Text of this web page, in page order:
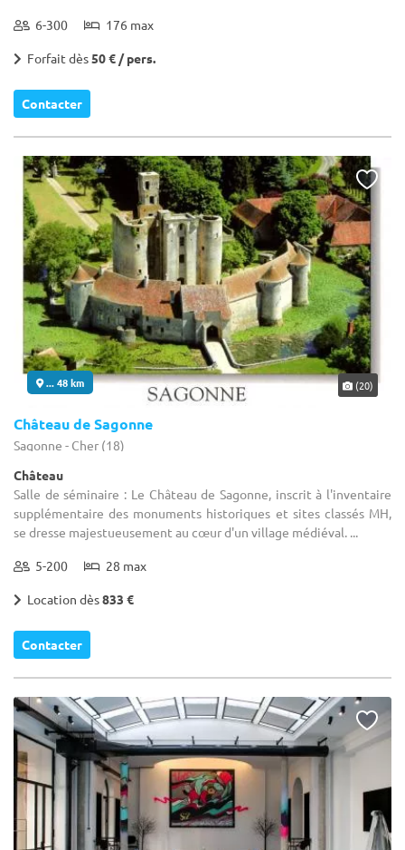
6-300 176 max
Forfait dès50 € / pers.
Contacter
... 48 km (20)
Château de Sagonne
Sagonne - Cher (18)
Château
Salle de séminaire : Le Château de Sagonne, inscrit à l'inventaire
supplémentaire des monuments historiques et sites classés MH,
se dresse majestueusement au cœur d'un village médiéval. ...
5-200 28 max
Location dès833 €
Contacter